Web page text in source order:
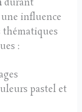
durant
influence
thématiques
:
pastel et